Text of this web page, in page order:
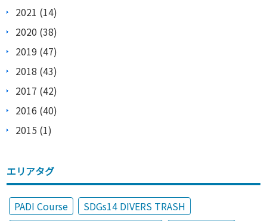
2021 (14)
2020 (38)
2019 (47)
2018 (43)
2017 (42)
2016 (40)
2015 (1)
エリアタグ
PADI Course
SDGs14 DIVERS TRASH